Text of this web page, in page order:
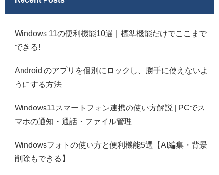
Windows 11の便利機能10選｜標準機能だけでここまで
できる!
Android のアプリを個別にロックし、勝手に使えないよ
うにする方法
Windows11スマートフォン連携の使い方解説 | PCでス
マホの通知・通話・ファイル管理
Windowsフォトの使い方と便利機能5選【AI編集・背景
削除もできる】